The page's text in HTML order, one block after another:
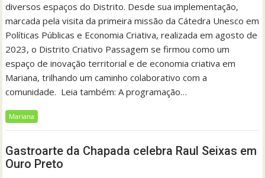
diversos espaços do Distrito. Desde sua implementação,
marcada pela visita da primeira missão da Cátedra Unesco em
Políticas Públicas e Economia Criativa, realizada em agosto de
2023, o Distrito Criativo Passagem se firmou como um
espaço de inovação territorial e de economia criativa em
Mariana, trilhando um caminho colaborativo com a
comunidade. Leia também: A programação…
Mariana
Gastroarte da Chapada celebra Raul Seixas em
Ouro Preto